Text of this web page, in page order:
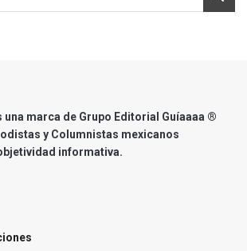
una marca de Grupo Editorial Guíaaaa ®
y Columnistas mexicanos
informativa.